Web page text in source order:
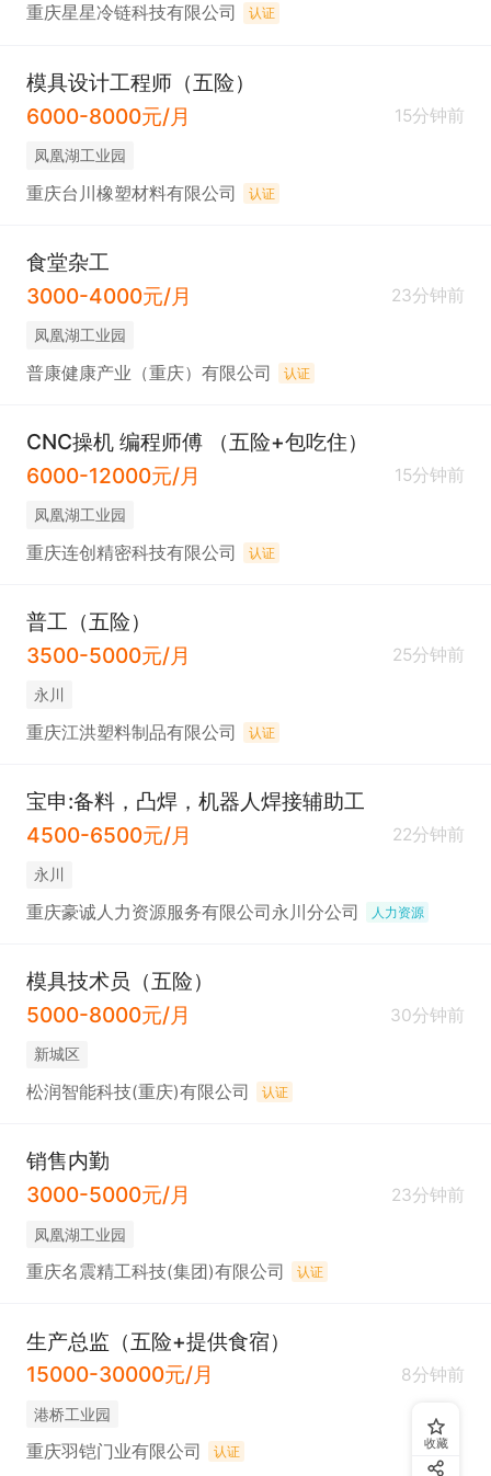
重庆星星冷链科技有限公司 认证
模具设计工程师（五险）
6000-8000元/月
15分钟前
凤凰湖工业园
重庆台川橡塑材料有限公司 认证
食堂杂工
3000-4000元/月
23分钟前
凤凰湖工业园
普康健康产业（重庆）有限公司 认证
CNC操机 编程师傅 （五险+包吃住）
6000-12000元/月
15分钟前
凤凰湖工业园
重庆连创精密科技有限公司 认证
普工（五险）
3500-5000元/月
25分钟前
永川
重庆江洪塑料制品有限公司 认证
宝申:备料，凸焊，机器人焊接辅助工
4500-6500元/月
22分钟前
永川
重庆豪诚人力资源服务有限公司永川分公司 人力资源
模具技术员（五险）
5000-8000元/月
30分钟前
新城区
松润智能科技(重庆)有限公司 认证
销售内勤
3000-5000元/月
23分钟前
凤凰湖工业园
重庆名震精工科技(集团)有限公司 认证
生产总监（五险+提供食宿）
15000-30000元/月
8分钟前
港桥工业园
重庆羽铠门业有限公司 认证 收藏